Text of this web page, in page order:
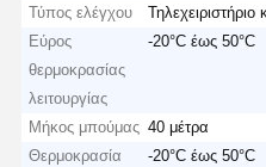
Τύπος ελέγχου
Εύρος
θερμοκρασίας
λειτουργίας
-20°C έως 50°C
Μήκος μπούμας 40 μέτρα
Θερμοκρασία
-20°C έως 50°C